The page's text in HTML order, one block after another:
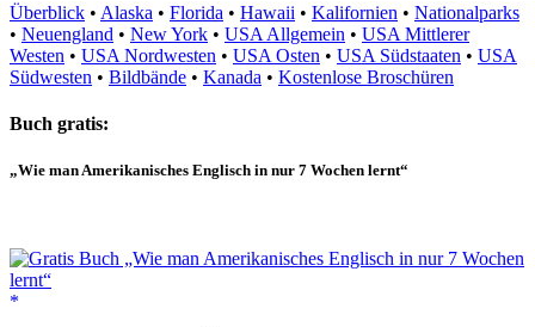
Überblick • Alaska • Florida • Hawaii • Kalifornien • Nationalparks
• Neuengland • New York • USA Allgemein • USA Mittlerer
Westen • USA Nordwesten • USA Osten • USA Südstaaten • USA
Südwesten • Bildbände • Kanada • Kostenlose Broschüren
Buch gratis:
„Wie man Amerikanisches Englisch in nur 7 Wochen lernt“